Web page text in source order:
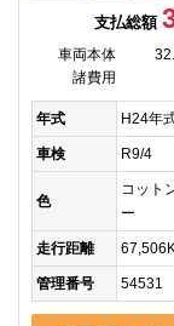
支払総額
車両本体
諸費用
年式 H24年
車検 R9/4
色
コット
ー
走行距離
管理番号 54531